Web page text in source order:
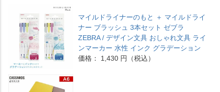
マイルドライナーのもと ＋ マイルドライ
ナー ブラッシュ 3本セット ゼブラ
ZEBRA / デザイン文具 おしゃれ文具 ライ
ンマーカー 水性 インク グラデーション
価格： 1,430 円（税込）